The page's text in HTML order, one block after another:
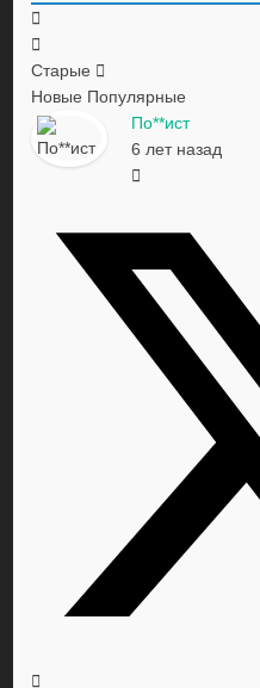
Старые
Новые Популярные
По**ист
6 лет назад